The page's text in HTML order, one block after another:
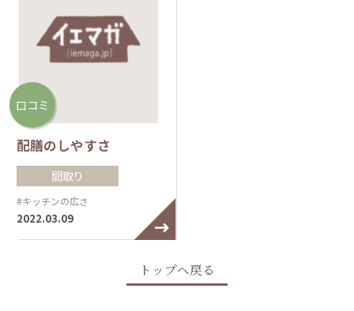
口コミ
配膳のしやすさ
間取り
#キッチンの広さ
2022.03.09
トップへ戻る